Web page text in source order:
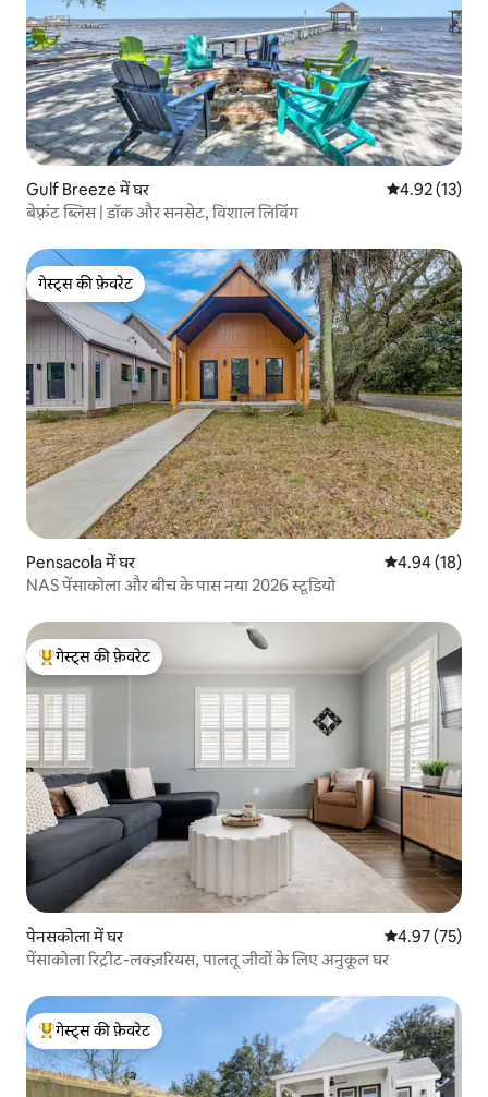
Gulf Breeze में घर औसत रेटिंग 5 में
4.92 (13)
बेफ़्रंट ब्लिस | डॉक और सनसेट, विशाल लिविंग
गेस्ट्स की फ़ेवरेट
गेस्ट्स की फ़ेवरेट
Pensacola में घर औसत रेटिंग 5 में
4.94 (18)
NAS पेंसाकोला और बीच के पास नया 2026 स्टूडियो
गेस्ट्स का टॉप फ़ेवरेट
गेस्ट्स की फ़ेवरेट
पेनसकोला में घर औसत रेटिंग 5 में
4.97 (75)
पेंसाकोला रिट्रीट-लक्ज़रियस, पालतू जीवों के लिए अनुकूल घर
गेस्ट्स का टॉप फ़ेवरेट
गेस्ट्स की फ़ेवरेट